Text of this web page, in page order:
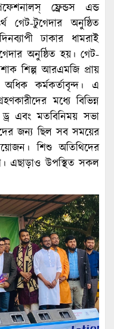
ফ্রেন্ডস এন্ড
গেট-টুগেদার অনুষ্ঠিত
ঢাকার ধামরাই
অনুষ্ঠিত হয়। গেট-
শিল্প আরএমজি প্রায়
কর্মকর্তাবৃন্দ। এ
মধ্যে বিভিন্ন
ড্র এবং মতবিনিময় সভা
জন্য ছিল সব সময়ের
শিশু অতিথিদের
এছাড়াও উপস্থিত সকল